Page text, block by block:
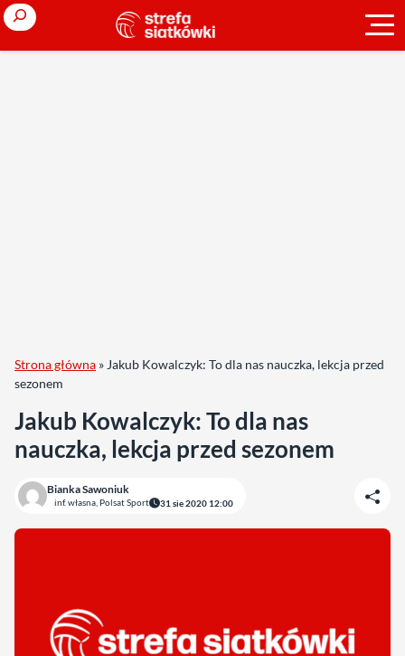
Search
Strona główna » Jakub Kowalczyk: To dla nas nauczka, lekcja przed
sezonem
Jakub Kowalczyk: To dla nas
nauczka, lekcja przed sezonem
Bianka Sawoniuk
inf. własna, Polsat Sport 31 sie 2020 12:00